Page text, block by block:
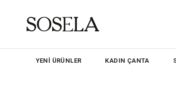
YENİ ÜRÜNLER KADIN ÇANTA